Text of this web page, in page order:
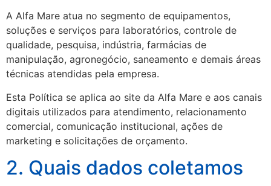
A Alfa Mare atua no segmento de equipamentos,
soluções e serviços para laboratórios, controle de
qualidade, pesquisa, indústria, farmácias de
manipulação, agronegócio, saneamento e demais áreas
técnicas atendidas pela empresa.
Esta Política se aplica ao site da Alfa Mare e aos canais
digitais utilizados para atendimento, relacionamento
comercial, comunicação institucional, ações de
marketing e solicitações de orçamento.
2. Quais dados coletamos